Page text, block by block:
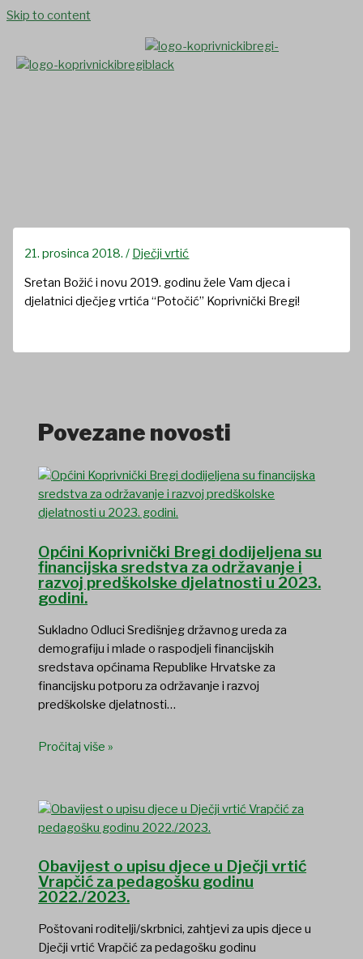
Skip to content
21. prosinca 2018./ Dječji vrtić
Sretan Božić i novu 2019. godinu žele Vam djeca i
djelatnici dječjeg vrtića “Potočić” Koprivnički Bregi!
Povezane novosti
Općini Koprivnički Bregi dodijeljena su
financijska sredstva za održavanje i
razvoj predškolske djelatnosti u 2023.
godini.
Sukladno Odluci Središnjeg državnog ureda za
demografiju i mlade o raspodjeli financijskih
sredstava općinama Republike Hrvatske za
financijsku potporu za održavanje i razvoj
predškolske djelatnosti…
Pročitaj više »
Obavijest o upisu djece u Dječji vrtić
Vrapčić za pedagošku godinu
2022./2023.
Poštovani roditelji/skrbnici, zahtjevi za upis djece u
Dječji vrtić Vrapčić za pedagošku godinu